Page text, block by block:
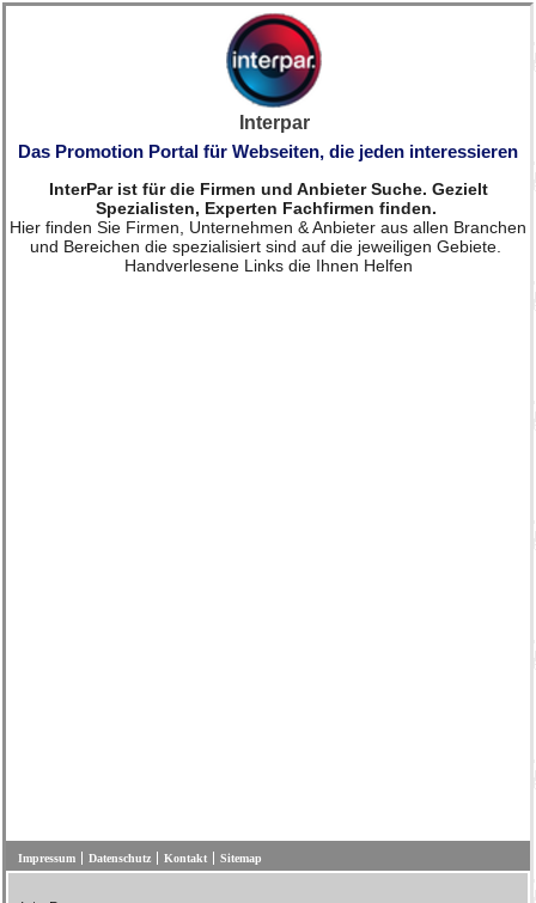
Interpar
Das Promotion Portal für Webseiten, die jeden interessieren
InterPar ist für die Firmen und Anbieter Suche. Gezielt
Spezialisten, Experten Fachfirmen finden.
Hier finden Sie Firmen, Unternehmen & Anbieter aus allen Branchen
und Bereichen die spezialisiert sind auf die jeweiligen Gebiete.
Handverlesene Links die Ihnen Helfen
Impressum Datenschutz Kontakt Sitemap